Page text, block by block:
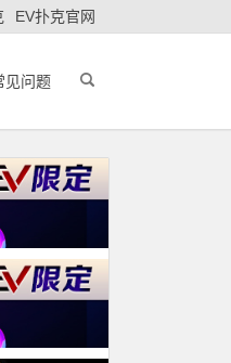
EV扑克官网
见问题